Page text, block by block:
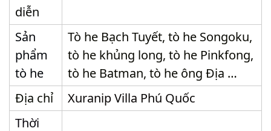
diễn
Sản
phẩm
tò he
Tò he Bạch Tuyết, tò he Songoku,
tò he khủng long, tò he Pinkfong,
tò he Batman, tò he ông Địa …
Địa chỉ
Xuranip Villa Phú Quốc
Thời